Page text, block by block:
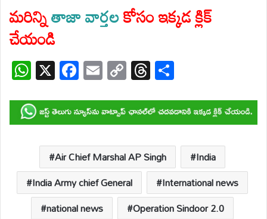
మరిన్నితాజా వార్తలకోసం ఇక్కడ క్లిక్
చేయండి
W
h
at
s
A
p
p
X F
ac
e
b
o
o
k
E
m
ail
C
o
p
y
Li
n
k
T
hr
e
a
d
s
ar
e
Air Chief Marshal AP Singh
India
India Army chief General
International news
national news
Operation Sindoor 2.0